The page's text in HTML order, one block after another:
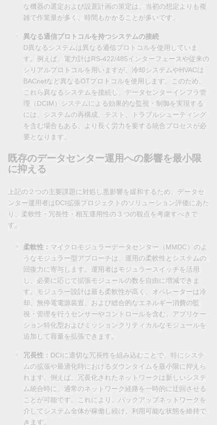
な機器の選定および設置計画の策定は、当初の想定よりも複
雑で作業量が多く、時間もかかることが多いです。
異なる通信プロトコルを持つシステムの接続
D異なるシステムは異なる通信プロトコルを使用していま
す。例えば、電力計はRS-422/485インターフェースや従来の
シリアルプロトコルを用いますが、冷却システムやHVACは
BACnetなど異なるOTプロトコルを使用します。このため、
これら異なるシステムを接続し、データセンターインフラ管
理（DCIM）システムによる効果的な監視・制御を実現する
には、システムの再構成、テスト、トラブルシューティング
を含む場合もある、より長く労力を要する統合プロセスが必
要となります。
既存のデータセンター運用への影響を最小限
に抑える
上記の２つの主要課題に対処し悪影響を緩和するため、データセ
ンター運用者はDCI拡張プロジェクトのソリューション評価にあた
り、柔軟性・冗長性・相互運用性の３つの観点を考慮すべきで
す。
柔軟性： マイクロモジュラーデータセンター（MMDC）のよ
うなモジュラー型アプローチは、運用の柔軟性とシステムの
回復力に寄与します。運用者はモジュラースイッチを活用
し、必要に応じて拡張モジュールの数を自由に増減できま
す。モジュラー設計は最も柔軟性が高く、オペレーターは冷
却、無停電電源装置、および総合的なエネルギー消費の監
視・管理を行うセンサーやコントロールを含む、アプリケー
ション特化型およびミッションクリティカルなモジュールを
追加して容量を拡張できます。
冗長性： DCIに適切な冗長性を組み込むことで、特にシステ
ムの拡張や最適化時におけるダウンタイムを最小限に抑えら
れます。例えば、冗長化されたネットワークは新しいシステ
ム統合時に、通常のネットワーク経路を一時的に迂回させる
ことが可能です。これにより、バックアップネットワークを
介してシステム全体が稼働し続け、利用可能な状態を維持で
きます。